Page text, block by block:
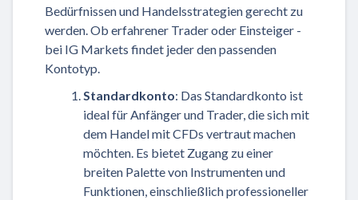
Bedürfnissen und Handelsstrategien gerecht zu
werden. Ob erfahrener Trader oder Einsteiger -
bei IG Markets findet jeder den passenden
Kontotyp.
Standardkonto: Das Standardkonto ist
ideal für Anfänger und Trader, die sich mit
dem Handel mit CFDs vertraut machen
möchten. Es bietet Zugang zu einer
breiten Palette von Instrumenten und
Funktionen, einschließlich professioneller